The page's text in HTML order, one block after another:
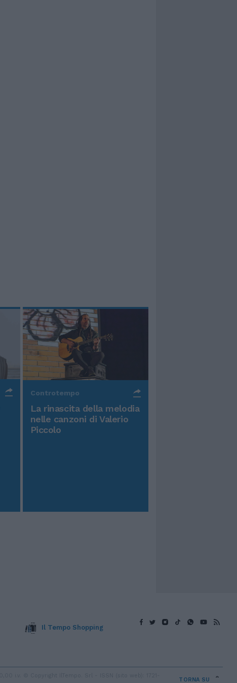
Controtempo
La rinascita della melodia
nelle canzoni di Valerio
Piccolo
Il Tempo Shopping
TORNA SU